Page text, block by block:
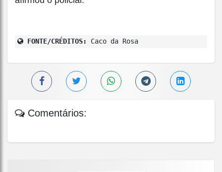
FONTE/CRÉDITOS: Caco da Rosa
Comentários: